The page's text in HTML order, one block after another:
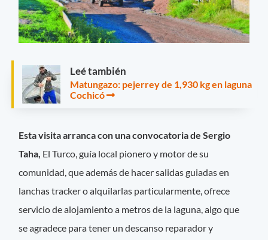
Leé también
Matungazo: pejerrey de 1,930 kg en laguna
Cochicó
Esta visita arranca con una convocatoria de Sergio
Taha, El Turco, guía local pionero y motor de su
comunidad, que además de hacer salidas guiadas en
lanchas tracker o alquilarlas particularmente, ofrece
servicio de alojamiento a metros de la laguna, algo que
se agradece para tener un descanso reparador y